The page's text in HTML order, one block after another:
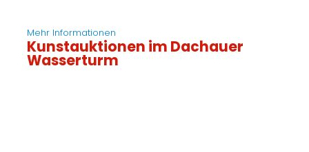
Mehr Informationen
Kunstauktionen im Dachauer
Wasserturm